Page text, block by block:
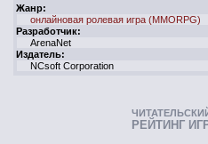
Жанр:
онлайновая ролевая игра (MMORPG)
Разработчик:
ArenaNet
Издатель:
NCsoft Corporation
РЕЙТИНГ